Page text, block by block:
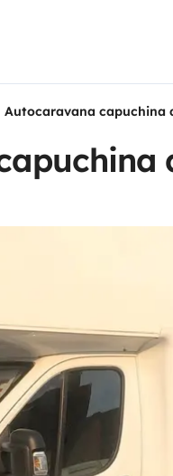
Autocaravana capuchina